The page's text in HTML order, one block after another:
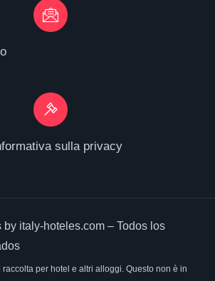
sulla privacy
italy-hoteles.com – Todos los
raccolta per hotel e altri alloggi. Questo non è in